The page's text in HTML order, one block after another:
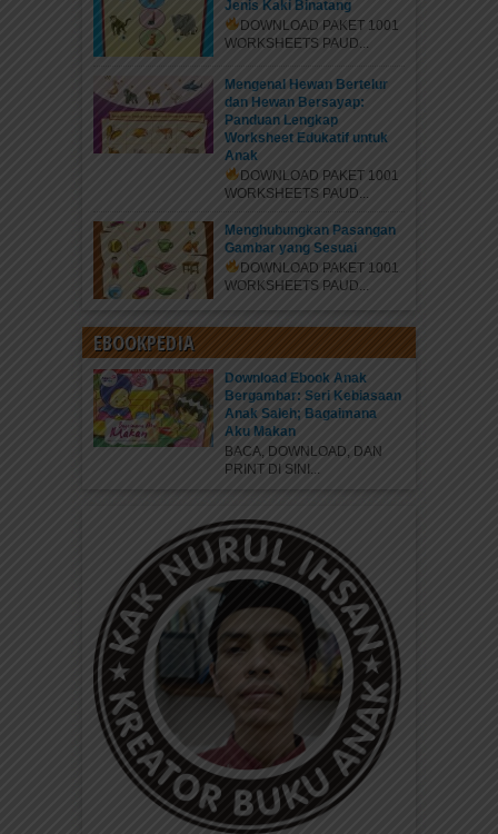
Jenis Kaki Binatang
DOWNLOAD PAKET 1001
WORKSHEETS PAUD...
Mengenal Hewan Bertelur
dan Hewan Bersayap:
Panduan Lengkap
Worksheet Edukatif untuk
Anak
DOWNLOAD PAKET 1001
WORKSHEETS PAUD...
Menghubungkan Pasangan
Gambar yang Sesuai
DOWNLOAD PAKET 1001
WORKSHEETS PAUD...
EBOOKPEDIA
Download Ebook Anak
Bergambar: Seri Kebiasaan
Anak Saleh; Bagaimana
Aku Makan
BACA, DOWNLOAD, DAN
PRINT DI SINI...